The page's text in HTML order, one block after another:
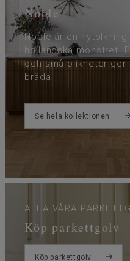
Noble
Noble är en nytolkning
holländska mönstret.
och små olikheter ger
bräda.
Se hela kollektionen
ALLA VÅRA
Köp parkettgolv
Köp parkettgolv